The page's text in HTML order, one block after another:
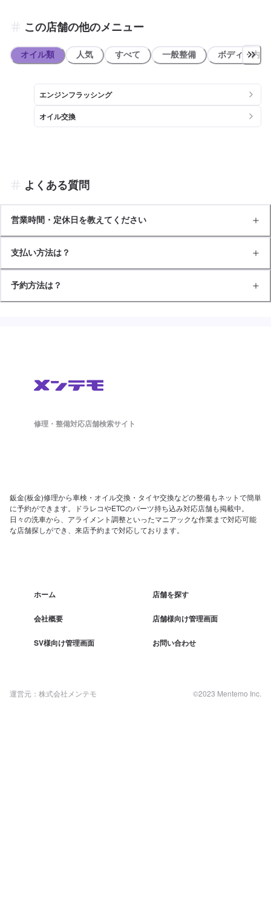
この店舗の他のメニュー
オイル類 人気 すべて 一般整備 ボディ・内装
エンジンフラッシング
オイル交換
よくある質問
営業時間・定休日を教えてください
支払い方法は？
予約方法は？
修理・整備対応店舗検索サイト
鈑金(板金)修理から車検・オイル交換・タイヤ交換などの整備もネットで簡単
に予約ができます。ドラレコやETCのパーツ持ち込み対応店舗も掲載中。
日々の洗車から、アライメント調整といったマニアックな作業まで対応可能
な店舗探しができ、来店予約まで対応しております。
ホーム 店舗を探す
会社概要 店舗様向け管理画面
SV様向け管理画面 お問い合わせ
運営元：株式会社メンテモ ©2023 Mentemo Inc.